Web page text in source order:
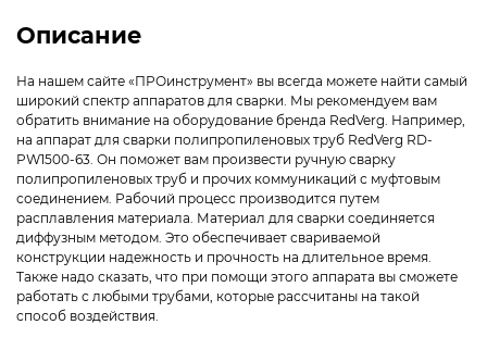
Описание
На нашем сайте «ПРОинструмент» вы всегда можете найти самый
широкий спектр аппаратов для сварки. Мы рекомендуем вам
обратить внимание на оборудование бренда RedVerg. Например,
на аппарат для сварки полипропиленовых труб RedVerg RD-
PW1500-63. Он поможет вам произвести ручную сварку
полипропиленовых труб и прочих коммуникаций с муфтовым
соединением. Рабочий процесс производится путем
расплавления материала. Материал для сварки соединяется
диффузным методом. Это обеспечивает свариваемой
конструкции надежность и прочность на длительное время.
Также надо сказать, что при помощи этого аппарата вы сможете
работать с любыми трубами, которые рассчитаны на такой
способ воздействия.